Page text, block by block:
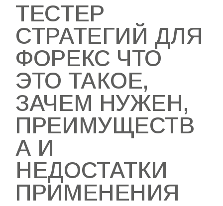
ТЕСТЕР
СТРАТЕГИЙ ДЛЯ
ФОРЕКС ЧТО
ЭТО ТАКОЕ,
ЗАЧЕМ НУЖЕН,
ПРЕИМУЩЕСТВ
А И
НЕДОСТАТКИ
ПРИМЕНЕНИЯ